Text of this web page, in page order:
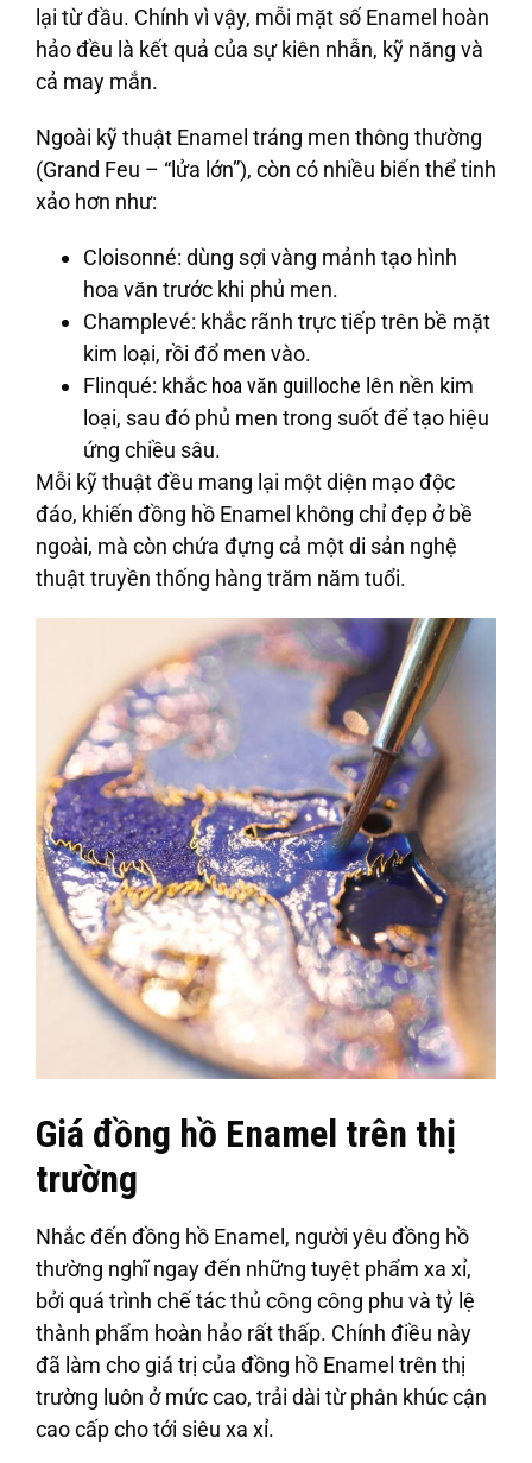
lại từ đầu. Chính vì vậy, mỗi mặt số Enamel hoàn
hảo đều là kết quả của sự kiên nhẫn, kỹ năng và
cả may mắn.
Ngoài kỹ thuật Enamel tráng men thông thường
(Grand Feu – “lửa lớn”), còn có nhiều biến thể tinh
xảo hơn như:
Cloisonné: dùng sợi vàng mảnh tạo hình
hoa văn trước khi phủ men.
Champlevé: khắc rãnh trực tiếp trên bề mặt
kim loại, rồi đổ men vào.
Flinqué: khắc hoa văn guilloche lên nền kim
loại, sau đó phủ men trong suốt để tạo hiệu
ứng chiều sâu.
Mỗi kỹ thuật đều mang lại một diện mạo độc
đáo, khiến đồng hồ Enamel không chỉ đẹp ở bề
ngoài, mà còn chứa đựng cả một di sản nghệ
thuật truyền thống hàng trăm năm tuổi.
Giá đồng hồ Enamel trên thị
trường
Nhắc đến đồng hồ Enamel, người yêu đồng hồ
thường nghĩ ngay đến những tuyệt phẩm xa xỉ,
bởi quá trình chế tác thủ công công phu và tỷ lệ
thành phẩm hoàn hảo rất thấp. Chính điều này
đã làm cho giá trị của đồng hồ Enamel trên thị
trường luôn ở mức cao, trải dài từ phân khúc cận
cao cấp cho tới siêu xa xỉ.